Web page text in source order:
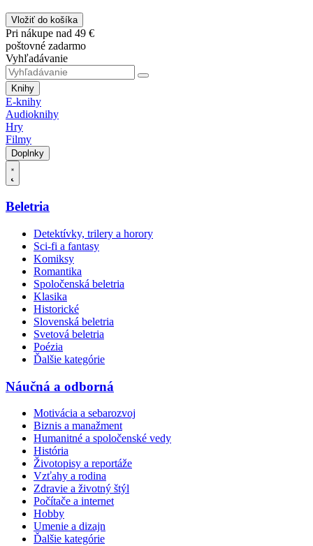
Vložiť do košíka
Pri nákupe nad 49 €
poštovné zadarmo
Vyhľadávanie
Knihy
E-knihy
Audioknihy
Hry
Filmy
Doplnky
Beletria
Detektívky, trilery a horory
Sci-fi a fantasy
Komiksy
Romantika
Spoločenská beletria
Klasika
Historické
Slovenská beletria
Svetová beletria
Poézia
Ďalšie kategórie
Náučná a odborná
Motivácia a sebarozvoj
Biznis a manažment
Humanitné a spoločenské vedy
História
Životopisy a reportáže
Vzťahy a rodina
Zdravie a životný štýl
Počítače a internet
Hobby
Umenie a dizajn
Ďalšie kategórie